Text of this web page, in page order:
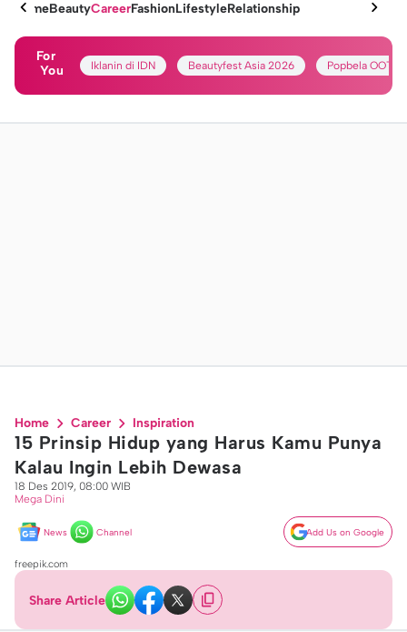
HomeBeautyCareerFashionLifestyleRelationship
For
You
Iklanin di IDN Beautyfest Asia 2026 Popbela OOTD
Home Career Inspiration
15 Prinsip Hidup yang Harus Kamu Punya
Kalau Ingin Lebih Dewasa
18 Des 2019, 08:00 WIB
Mega Dini
News Channel Add Us on Google
freepik.com
Share Article